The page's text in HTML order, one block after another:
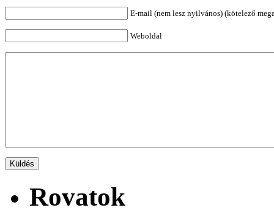
E-mail (nem lesz nyilvános) (kötelező
Weboldal
Rovatok